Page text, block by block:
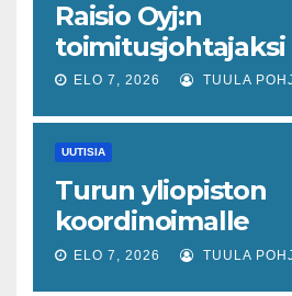
Raisio Oyj:n
toimitusjohtajaksi
ELO 7, 2026 TUULA
UUTISIA
Turun yliopiston
koordinoimalle
tohtoriverkostolle
ELO 7, 2026 TUULA